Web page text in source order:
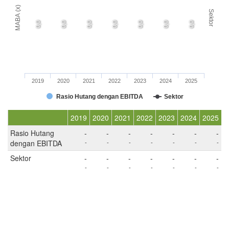
MABA (x) Sektor
0,0 0,0 0,0 0,0 0,0 0,0 0,0
Rasio Hutang dengan EBITDA Sektor
2019 2020 2021 2022 2023 2024 2025
2019 2020 2021 2022 2023 2024 2025
Rasio Hutang
dengan EBITDA
-
-
-
-
-
-
-
-
-
-
-
-
-
-
Sektor -
-
-
-
-
-
-
-
-
-
-
-
-
-